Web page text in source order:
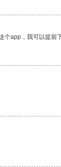
app，我可以提前